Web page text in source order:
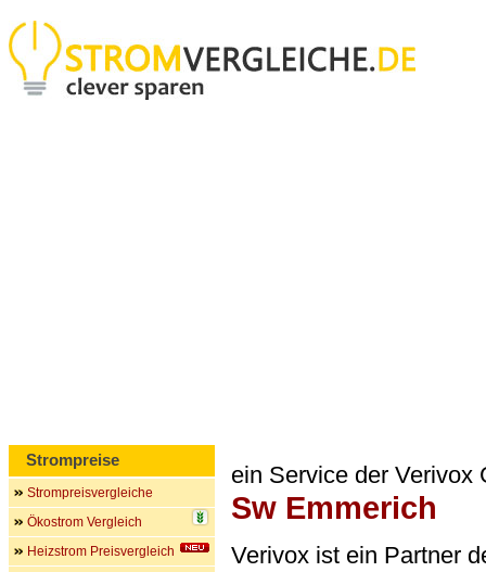
ein Service der Verivox
Sw Emmerich
Verivox ist ein Partner
Strompreise
Strompreisvergleiche
Ökostrom Vergleich
Heizstrom Preisvergleich